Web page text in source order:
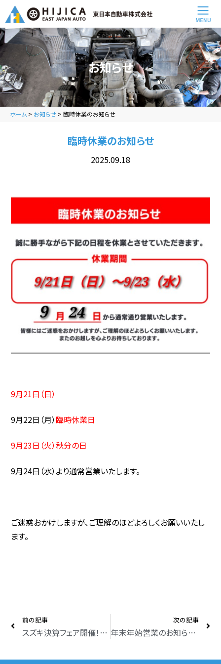
お知らせ
ホーム > お知らせ > 臨時休業のお知らせ
臨時休業のお知らせ
2025.09.18
9月21日（日）
9月22日（月）臨時休業日
9月23日（火）秋分の日
9月24日（水）より通常営業いたします。
ご迷惑おかけしますが、ご理解のほどよろしくお願いいたし
ます。
前の記事
スズキ決算フェア開催！9月5日（土）～9月15日（月）まで
次の記事
年末年始営業のお知らせと初売り情報